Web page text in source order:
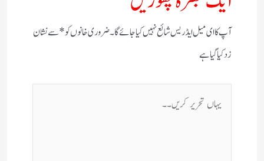
آپ کا ای میل ایڈریس شائع نہیں کیا جائے گا۔ضروری خانوں کو*سے نشان
زد کیا گیا ہے
یہاں
تحریر